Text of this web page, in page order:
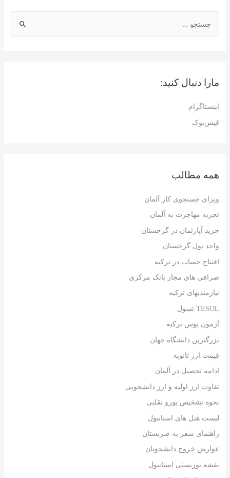
بمارا دنبال کنید:
اینستاگرام
فیس‌بوک
همه مطالب
ویزای جستجوی کار آلمان
تجربه مهاجرت به آلمان
خرید آپارتمان در گرجستان
واحد پول گرجستان
افتتاح حساب در ترکیه
صرافی های مجاز بانک مرکزی
نیازمندیهای ترکیه
TESOL تسول
آزمون یوس ترکیه
بزرگترین دانشگاه جهان
قیمت ارز ثانویه
ادامه تحصیل در آلمان
تفاوت ارز اولیه و ارز دانشجویی
نحوه تشخیص یورو تقلبی
لیست هتل های استانبول
راهنمای سفر به صربستان
عوارض خروج دانشجویان
نقشه توریستی استانبول